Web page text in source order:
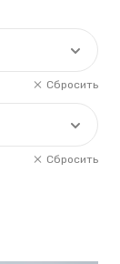
Сбросить
Сбросить